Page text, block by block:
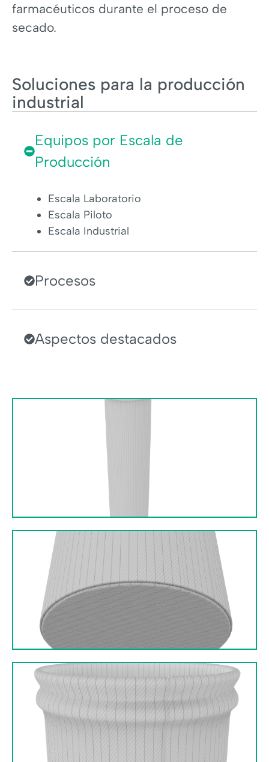
farmacéuticos durante el proceso de
secado.
Soluciones para la producción
industrial
Equipos por Escala de
Producción
Escala Laboratorio
Escala Piloto
Escala Industrial
Procesos
Aspectos destacados